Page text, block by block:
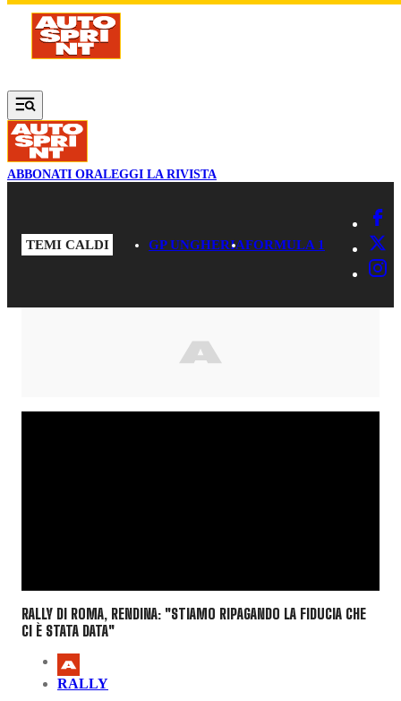
Vai al contenuto principale
ABBONATI ORALEGGI LA RIVISTA
TEMI CALDI GP UNGHERIAFORMULA 1
RALLY DI ROMA, RENDINA: "STIAMO RIPAGANDO LA FIDUCIA CHE
CI È STATA DATA"
RALLY